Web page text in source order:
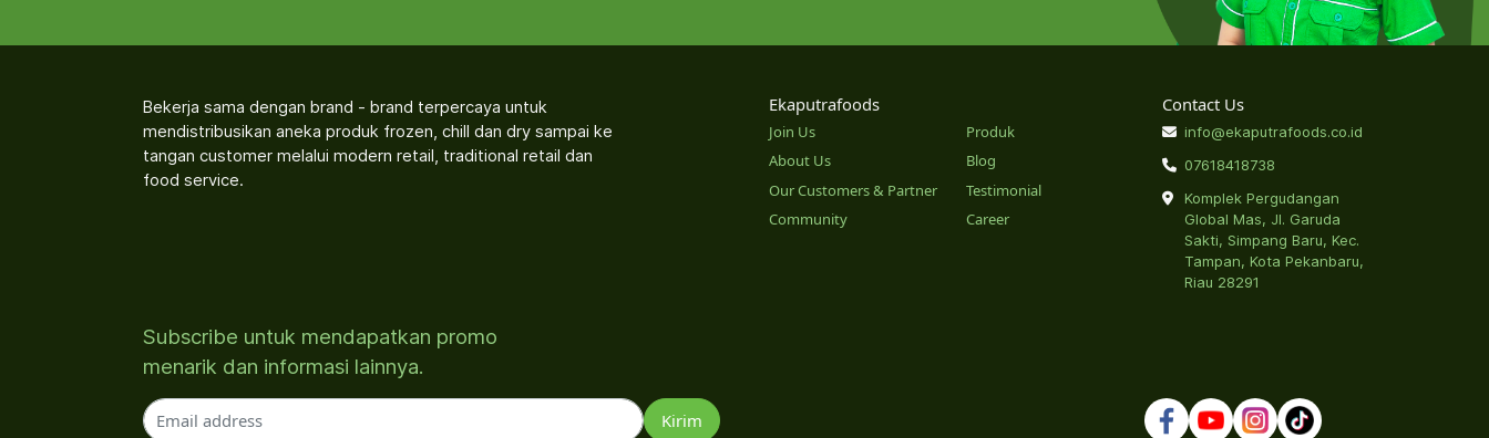
Bekerja sama dengan brand - brand terpercaya untuk
mendistribusikan aneka produk frozen, chill dan dry sampai ke
tangan customer melalui modern retail, traditional retail dan
food service.
Ekaputrafoods
Join Us
About Us
Our Customers & Partner
Community
Produk
Blog
Testimonial
Career
Contact Us
info@ekaputrafoods.co.id
07618418738
Komplek Pergudangan
Global Mas, Jl. Garuda
Sakti, Simpang Baru, Kec.
Tampan, Kota Pekanbaru,
Riau 28291
Subscribe untuk mendapatkan promo
menarik dan informasi lainnya.